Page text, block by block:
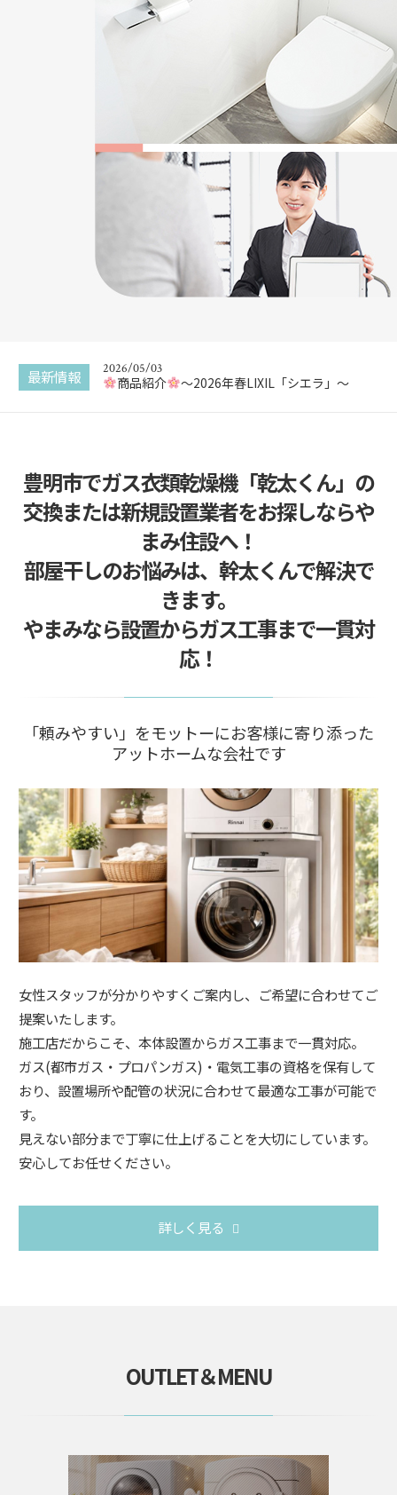
最新情報
2025/12/22
給湯器の追い焚き配管一つ穴と二つ穴の違い
2026/05/03
商品紹介 〜2026年春LIXIL「シエラ」〜
2025/12/29
給湯器交換はどこに頼んでも同じ？
2025/12/22
給湯器の追い焚き配管一つ穴と二つ穴の違い
2026/05/17
新商品 カスタムバニティをご紹介
豊明市でガス衣類乾燥機「乾太くん」の
交換または新規設置業者をお探しならや
まみ住設へ！
部屋干しのお悩みは、幹太くんで解決で
きます。
やまみなら設置からガス工事まで一貫対
応！
「頼みやすい」をモットーにお客様に寄り添った
アットホームな会社です
女性スタッフが分かりやすくご案内し、ご希望に合わせてご
提案いたします。
施工店だからこそ、本体設置からガス工事まで一貫対応。
ガス(都市ガス・プロパンガス)・電気工事の資格を保有して
おり、設置場所や配管の状況に合わせて最適な工事が可能で
す。
見えない部分まで丁寧に仕上げることを大切にしています。
安心してお任せください。
詳しく見る
OUTLET＆MENU